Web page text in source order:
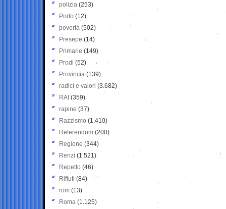
polizia (253)
Porto (12)
povertà (502)
Presepe (14)
Primarie (149)
Prodi (52)
Provincia (139)
radici e valori (3.682)
RAI (359)
rapine (37)
Razzismo (1.410)
Referendum (200)
Regione (344)
Renzi (1.521)
Repetto (46)
Rifiuti (84)
rom (13)
Roma (1.125)